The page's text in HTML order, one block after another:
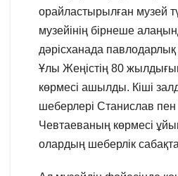
орайластырылған музей
музейінің бірнеше
дәрісханада павлодарлық
Ұлы Жеңістің 80
көрмесі ашылды. Кіші
шеберлері Станислав пен
Чевтаеваның көрмесі
олардың шеберлік